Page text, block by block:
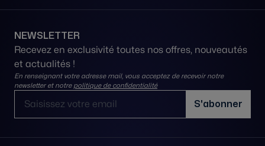
NEWSLETTER
Recevez en exclusivité toutes nos offres, nouveautés
et actualités !
En renseignant votre adresse mail, vous acceptez de recevoir notre
newsletter et notre politique de confidentialité
S'abonner